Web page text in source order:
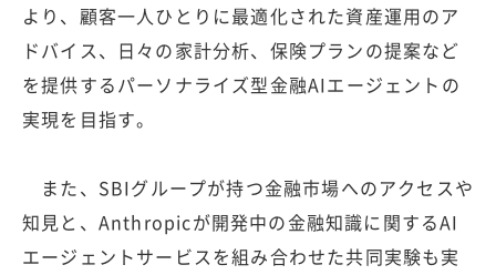
より、顧客一人ひとりに最適化された資産運用のア
ドバイス、日々の家計分析、保険プランの提案など
を提供するパーソナライズ型金融AIエージェントの
実現を目指す。
また、SBIグループが持つ金融市場へのアクセスや
知見と、Anthropicが開発中の金融知識に関するAI
エージェントサービスを組み合わせた共同実験も実